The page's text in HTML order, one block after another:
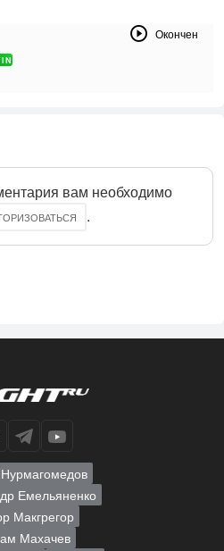
Окончен
вам необходимо
.
Емельяненко
Макгрегор
Махачев